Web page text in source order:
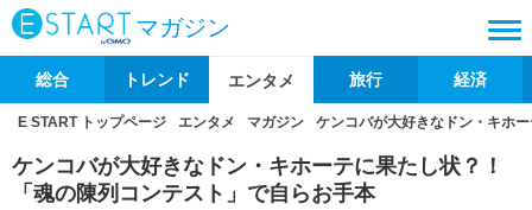
マガジン
総合 トレンド エンタメ 旅行 経済
E START トップページ エンタメ マガジン ケンコバが大好きなドン・キホ
ケンコバが大好きなドン・キホーテに果たし状？！
「魂の陳列コンテスト」で自らお手本